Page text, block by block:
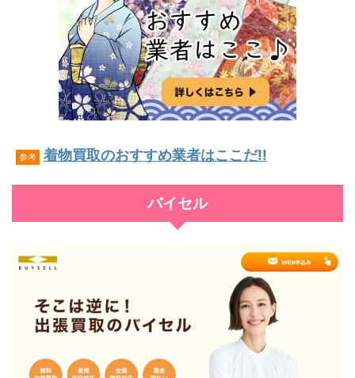
参考 着物買取のおすすめ業者はここだ!!
バイセル